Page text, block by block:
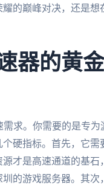
的巅峰对决，还是
器的黄
求。你需要的是专
硬指标。首先，它
才是高速通道的基
的游戏服务器。其